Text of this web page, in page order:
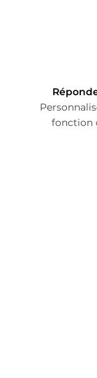
fonction